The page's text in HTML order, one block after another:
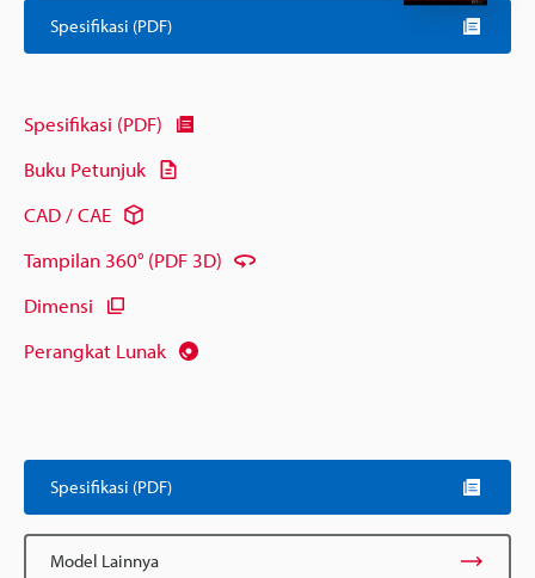
Spesifikasi (PDF)
Spesifikasi (PDF)
Buku Petunjuk
CAD / CAE
Tampilan 360° (PDF 3D)
Dimensi
Perangkat Lunak
Spesifikasi (PDF)
Model Lainnya